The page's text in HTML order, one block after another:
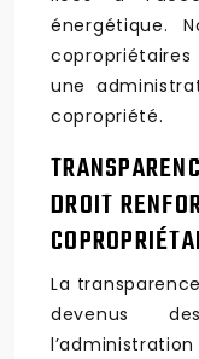
énergétique.
une
copropriété.
DROIT
La
devenus